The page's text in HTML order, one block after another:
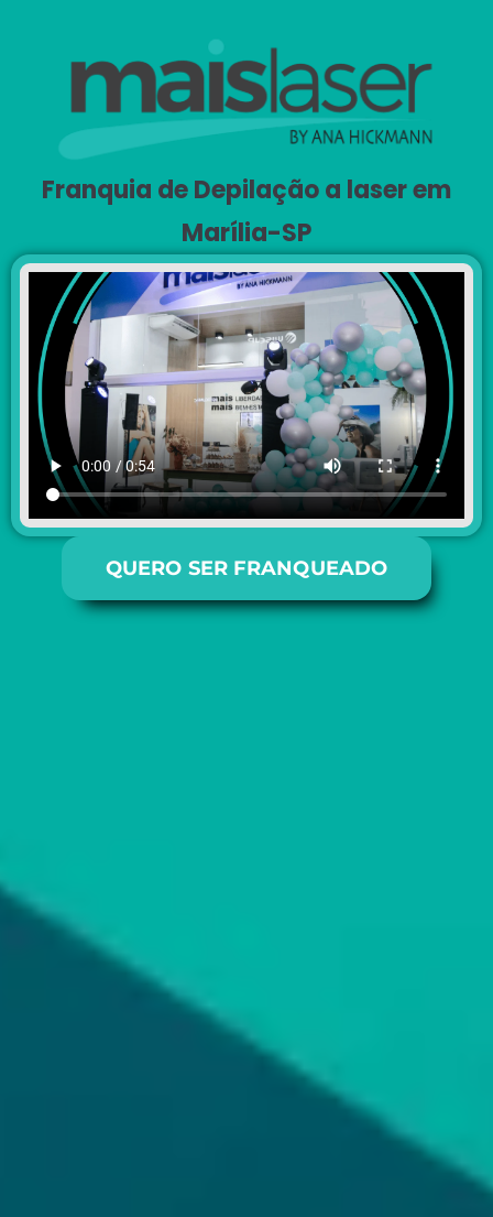
Franquia de Depilação a laser em
Marília-SP
QUERO SER FRANQUEADO